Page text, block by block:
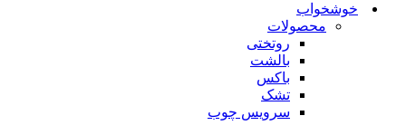
خوشخواب
محصولات
روتختی
بالشت
باکس
تشک
سرویس چوب